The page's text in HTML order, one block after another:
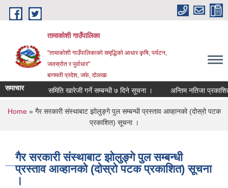
Skip to main content
तामाकोशी गाउँपालिका
"तामाकोशी गाउँपालिकाको समृद्धिको आधार कृषि, पर्यटन,
जलस्रोत र पुर्वाधार"
बागमती प्रदेश, जफे, दोलखा
समाचार समिति खारेजी गर्ने सम्बन्धी ७ दिने सूचना । अन्तिम नतिजा प्रकाशित
You are here
Home» गैर सरकारी संस्थाबाट झोलुङ्गे पुल सम्बन्धी प्रस्ताव आव्हानको (दोस्रो पटक
प्रकाशित) सूचना ।
गैर सरकारी संस्थाबाट झोलुङ्गे पुल सम्बन्धी
प्रस्ताव आव्हानको (दोस्रो पटक प्रकाशित) सूचना
।